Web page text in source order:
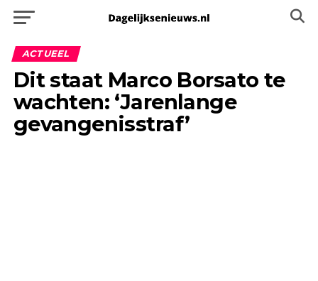
ACTUEEL
Dit staat Marco Borsato te
wachten: ‘Jarenlange
gevangenisstraf’